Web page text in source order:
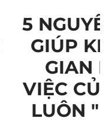
5
GIÚP
GIAN
VIỆC
LUÔN